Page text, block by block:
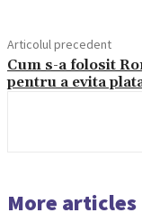
Articolul precedent
Cum s-a folosit
pentru a evita
More articles